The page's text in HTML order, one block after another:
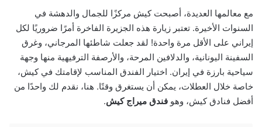
مع معالمها العديدة، أصبحت كيش مركزًا للجمال والدهشة في
السنوات الأخيرة. تعتبر زيارة هذه الجزيرة الفاخرة أمرًا ضروريًا لكل
إيراني على الأقل مرة واحدة! لقد جعلت شاطئها المرجاني، وغرق
السفينة اليونانية، والدلافين المرحة، والأرصفة الترفيهية منها وجهة
سياحية بارزة في إيران. اختيار الفندق المناسب لإقامتك في كيش،
خاصة خلال العطلات، يمكن أن يستغرق وقتًا. هنا، نقدم لك واحدًا من
أفضل فنادق كيش، وهو فندق ميراج كيش.